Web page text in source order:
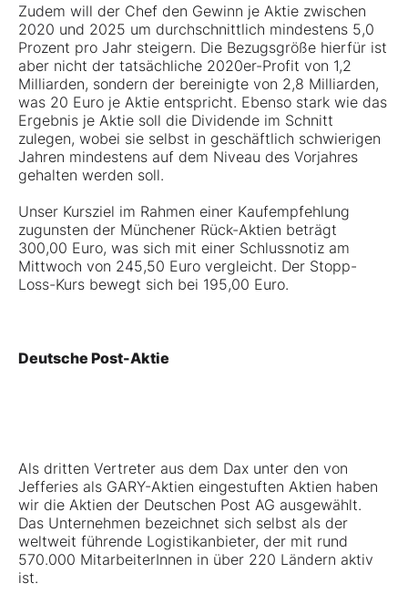
Zudem will der Chef den Gewinn je Aktie zwischen
2020 und 2025 um durchschnittlich mindestens 5,0
Prozent pro Jahr steigern. Die Bezugsgröße hierfür ist
aber nicht der tatsächliche 2020er-Profit von 1,2
Milliarden, sondern der bereinigte von 2,8 Milliarden,
was 20 Euro je Aktie entspricht. Ebenso stark wie das
Ergebnis je Aktie soll die Dividende im Schnitt
zulegen, wobei sie selbst in geschäftlich schwierigen
Jahren mindestens auf dem Niveau des Vorjahres
gehalten werden soll.
Unser Kursziel im Rahmen einer Kaufempfehlung
zugunsten der Münchener Rück-Aktien beträgt
300,00 Euro, was sich mit einer Schlussnotiz am
Mittwoch von 245,50 Euro vergleicht. Der Stopp-
Loss-Kurs bewegt sich bei 195,00 Euro.
Deutsche Post-Aktie
Als dritten Vertreter aus dem Dax unter den von
Jefferies als GARY-Aktien eingestuften Aktien haben
wir die Aktien der Deutschen Post AG ausgewählt.
Das Unternehmen bezeichnet sich selbst als der
weltweit führende Logistikanbieter, der mit rund
570.000 MitarbeiterInnen in über 220 Ländern aktiv
ist.